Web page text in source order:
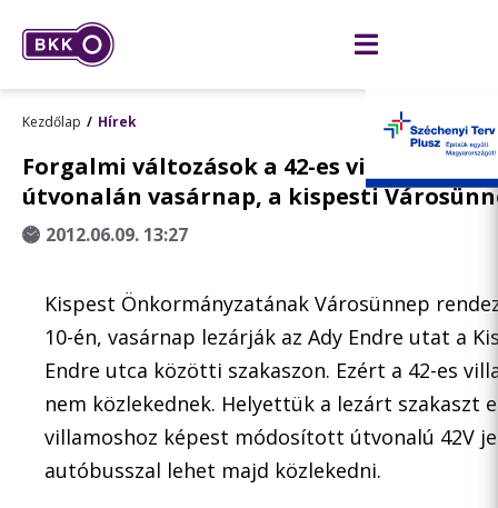
Kezdőlap Hírek
Forgalmi változások a 42-es villamos és
útvonalán vasárnap, a kispesti
2012.06.09. 13:27
Kispest Önkormányzatának Városünnep
10-én, vasárnap lezárják az Ady Endre utat a
Endre utca közötti szakaszon. Ezért a 42-es
nem közlekednek. Helyettük a lezárt szakaszt
villamoshoz képest módosított útvonalú 42V
autóbusszal lehet majd közlekedni.